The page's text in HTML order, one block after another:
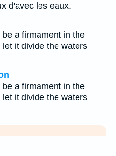
d'avec les eaux.
a firmament in the
it divide the waters
a firmament in the
it divide the waters